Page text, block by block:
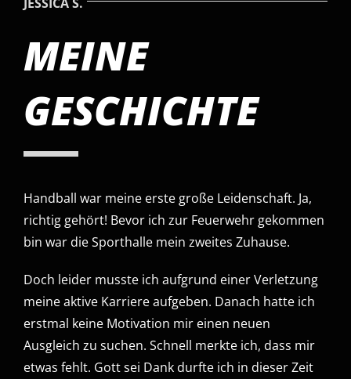
MEINE
GESCHICHTE
Handball war meine erste große Leidenschaft. Ja,
richtig gehört! Bevor ich zur Feuerwehr gekommen
bin war die Sporthalle mein zweites Zuhause.
Doch leider musste ich aufgrund einer Verletzung
meine aktive Karriere aufgeben. Danach hatte ich
erstmal keine Motivation mir einen neuen
Ausgleich zu suchen. Schnell merkte ich, dass mir
etwas fehlt. Gott sei Dank durfte ich in dieser Zeit